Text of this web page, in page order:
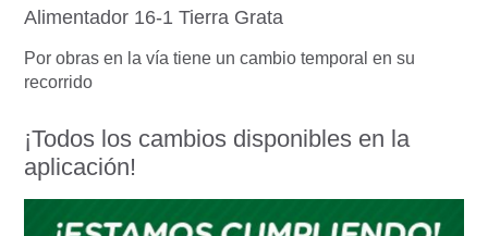
Alimentador 16-1 Tierra Grata
Por obras en la vía tiene un cambio temporal en su
recorrido
¡Todos los cambios disponibles en la
aplicación!